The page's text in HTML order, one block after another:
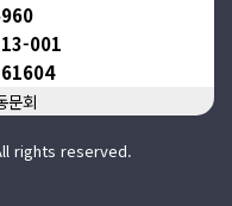
001
문회
rights reserved.